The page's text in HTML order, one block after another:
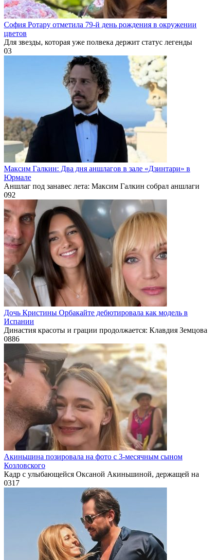
София Ротару отметила 79-й день рождения в окружении
цветов
Для звезды, которая уже полвека держит статус легенды
03
Максим Галкин: Два дня аншлагов в зале «Дзинтари» в
Юрмале
Аншлаг под занавес лета: Максим Галкин собрал аншлаги
092
Дочь Кристины Орбакайте дебютировала как модель в
Испании
Династия красоты и грации продолжается: Клавдия Земцова
0886
Акиньшина позировала на фото с 3-месячным сыном
Козловского
Кадр с улыбающейся Оксаной Акиньшиной, держащей на
0317